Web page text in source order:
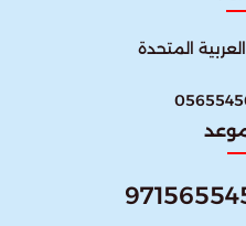
المتحدة​